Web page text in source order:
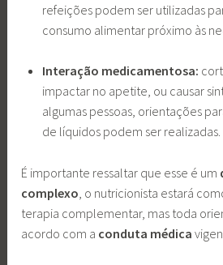
refeições podem ser utilizadas
consumo alimentar próximo às
Interação medicamentosa:
impactar no apetite, ou causar
algumas pessoas, orientações
de líquidos podem ser realizadas.
É importante ressaltar que esse é um
complexo , o nutricionista estará
terapia complementar, mas toda
acordo com a conduta médica